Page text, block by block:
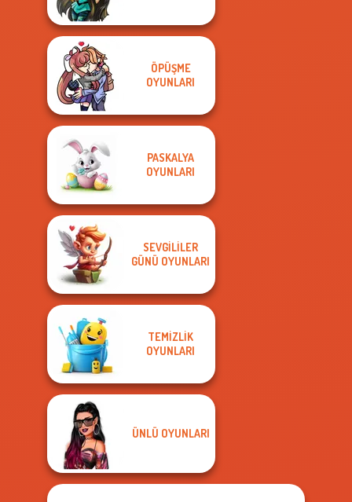
ÖPÜŞME
OYUNLARI
PASKALYA
OYUNLARI
SEVGILILER
GÜNÜ OYUNLARI
TEMIZLIK
OYUNLARI
ÜNLÜ OYUNLARI